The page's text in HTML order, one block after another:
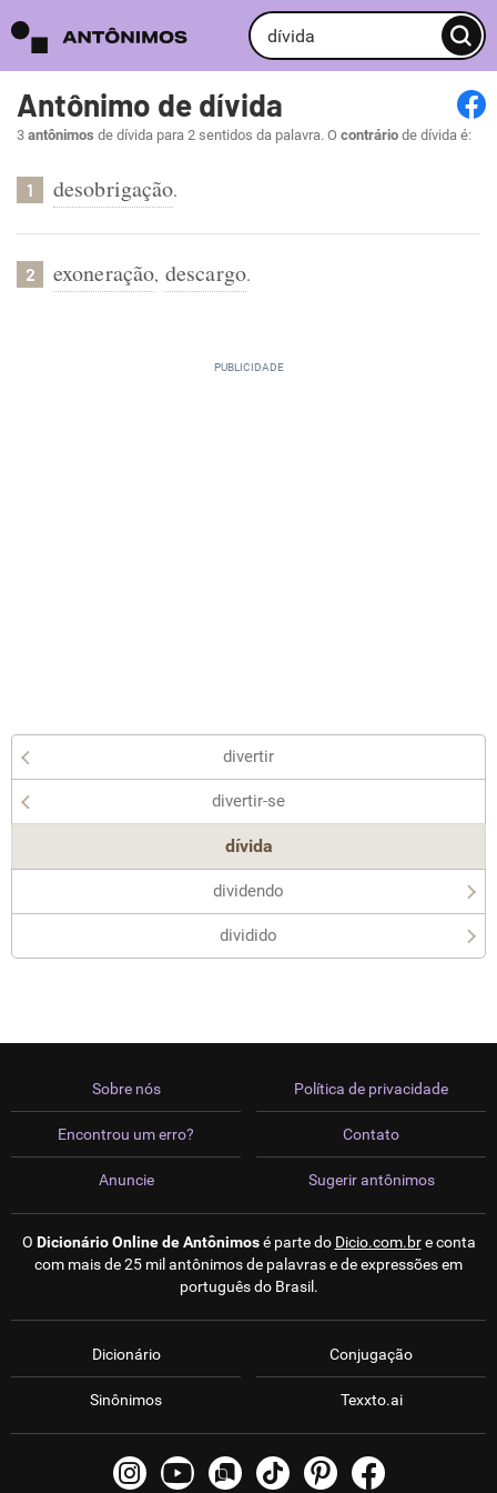
Antônimo de dívida
3 antônimos de dívida para 2 sentidos da palavra. O contrário de dívida é:
1 desobrigação.
2 exoneração, descargo.
divertir
divertir-se
dívida
dividendo
dividido
Sobre nós
Encontrou um erro?
Anuncie
Política de privacidade
Contato
Sugerir antônimos
O Dicionário Online de Antônimosé parte do Dicio.com.bre conta
com mais de 25 mil antônimos de palavras e de expressões em
português do Brasil.
Dicionário
Sinônimos
Conjugação
Texxto.ai